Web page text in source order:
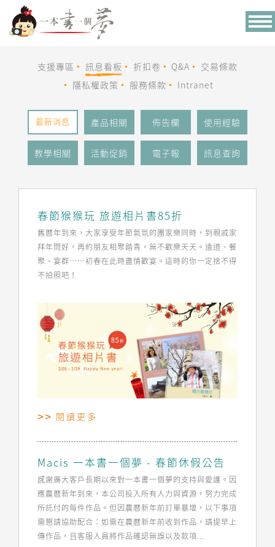
支援專區 訊息看板 折扣卷 Q&A
交易條款
隱私權政策
服務條款 Intranet
最新消息 產品相關 佈告欄 使用經驗
教學相關 活動促銷 電子報 訊息查詢
春節猴猴玩 旅遊相片書85折
舊曆年到來，大家享受年節氣氛的團家樂同時，到親戚家
拜年問好，再約朋友相聚踏青，無不歡樂天天。遠道、餐
聚、宴群……初春在此時盡情歡宴。這時的你一定捨不得
不拍照吧！
閱讀更多
Macis 一本書一個夢 - 春節休假公告
感謝廣大客戶長期以來對一本書一個夢的支持與愛護。因
應農曆新年到來，本公司投入所有人力與資源，努力完成
所託付的每件作品。但因農曆新年前訂單暴增，以下事項
需懇請協助配合：如需在農曆新年前收到作品，請提早上
傳作品，且客服人員將作品確認無誤以及款項...